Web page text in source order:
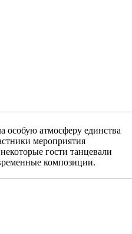
особую атмосферу единства
мероприятия
гости танцевали
композиции.